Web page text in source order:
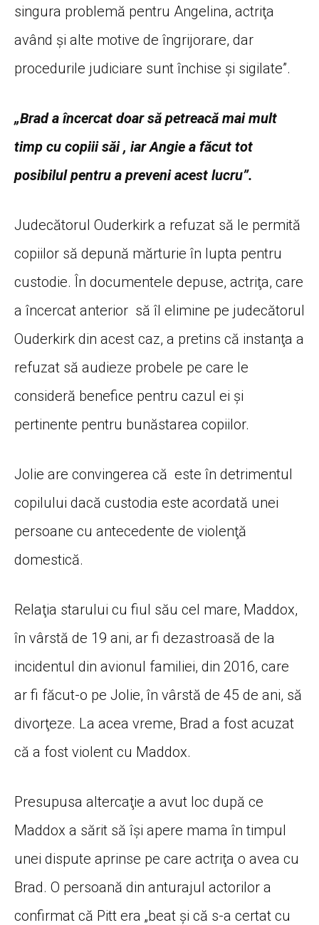
singura problemă pentru Angelina, actriţa
având şi alte motive de îngrijorare, dar
procedurile judiciare sunt închise şi sigilate”.
„Brad a încercat doar să petreacă mai mult
timp cu copiii săi , iar Angie a făcut tot
posibilul pentru a preveni acest lucru”.
Judecătorul Ouderkirk a refuzat să le permită
copiilor să depună mărturie în lupta pentru
custodie. În documentele depuse, actriţa, care
a încercat anterior să îl elimine pe judecătorul
Ouderkirk din acest caz, a pretins că instanţa a
refuzat să audieze probele pe care le
consideră benefice pentru cazul ei şi
pertinente pentru bunăstarea copiilor.
Jolie are convingerea că este în detrimentul
copilului dacă custodia este acordată unei
persoane cu antecedente de violenţă
domestică.
Relaţia starului cu fiul său cel mare, Maddox,
în vârstă de 19 ani, ar fi dezastroasă de la
incidentul din avionul familiei, din 2016, care
ar fi făcut-o pe Jolie, în vârstă de 45 de ani, să
divorţeze. La acea vreme, Brad a fost acuzat
că a fost violent cu Maddox.
Presupusa altercaţie a avut loc după ce
Maddox a sărit să îşi apere mama în timpul
unei dispute aprinse pe care actriţa o avea cu
Brad. O persoană din anturajul actorilor a
confirmat că Pitt era „beat şi că s-a certat cu